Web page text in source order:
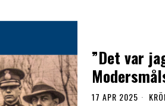
”Det var
17 APR 2025